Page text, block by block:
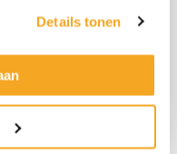
Details tonen
Zilvergrijs
Namaak
Koi
Karper